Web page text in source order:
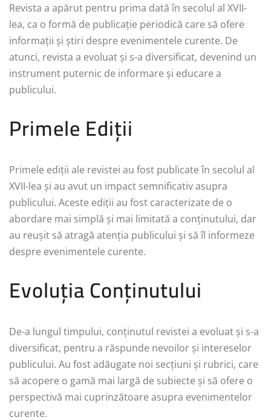
Revista a apărut pentru prima dată în secolul al XVII-
lea, ca o formă de publicație periodică care să ofere
informații și știri despre evenimentele curente. De
atunci, revista a evoluat și s-a diversificat, devenind un
instrument puternic de informare și educare a
publicului.
Primele Ediții
Primele ediții ale revistei au fost publicate în secolul al
XVII-lea și au avut un impact semnificativ asupra
publicului. Aceste ediții au fost caracterizate de o
abordare mai simplă și mai limitată a conținutului, dar
au reușit să atragă atenția publicului și să îl informeze
despre evenimentele curente.
Evoluția Conținutului
De-a lungul timpului, conținutul revistei a evoluat și s-a
diversificat, pentru a răspunde nevoilor și intereselor
publicului. Au fost adăugate noi secțiuni și rubrici, care
să acopere o gamă mai largă de subiecte și să ofere o
perspectivă mai cuprinzătoare asupra evenimentelor
curente.